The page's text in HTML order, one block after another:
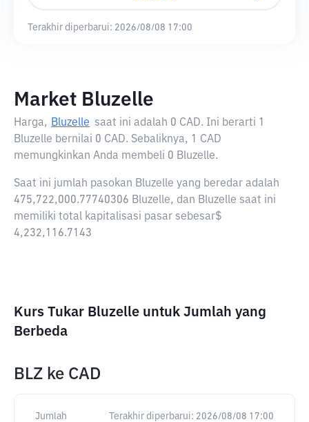
Terakhir diperbarui: 2026/08/08 17:00
Market Bluzelle
Harga, Bluzelle saat ini adalah 0 CAD. Ini berarti 1
Bluzelle bernilai 0 CAD. Sebaliknya, 1 CAD
memungkinkan Anda membeli 0 Bluzelle.
Saat ini jumlah pasokan Bluzelle yang beredar adalah
475,722,000.77740306 Bluzelle, dan Bluzelle saat ini
memiliki total kapitalisasi pasar sebesar$
4,232,116.7143
Kurs Tukar Bluzelle untuk Jumlah yang
Berbeda
BLZ ke CAD
Jumlah Terakhir diperbarui: 2026/08/08 17:00